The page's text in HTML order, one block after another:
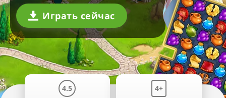
Играть сейчас
4.5 4+